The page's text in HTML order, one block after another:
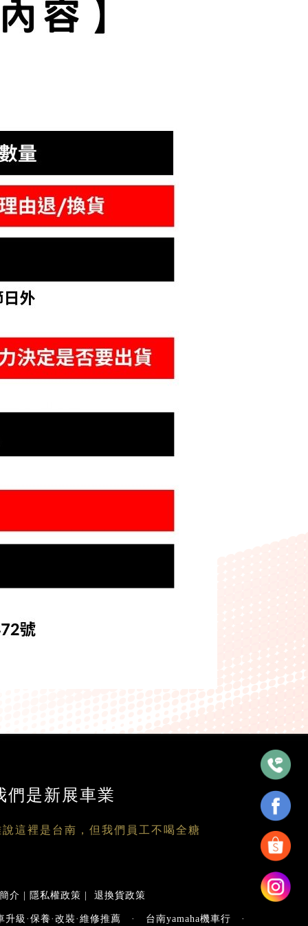
們是新展車業
說這裡是台南，但我們員工不喝全糖
介 隱私權政策 |退換貨政策
升級·保養·改裝·維修推薦 · 台南yamaha機車行 ·